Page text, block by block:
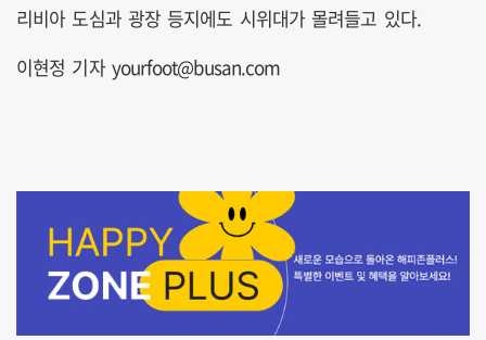
리비아 도심과 광장 등지에도 시위대가 몰려들고 있다.
이현정 기자 yourfoot@busan.com